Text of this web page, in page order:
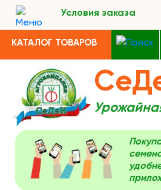
Условия заказа
КАТАЛОГ ТОВАРОВ